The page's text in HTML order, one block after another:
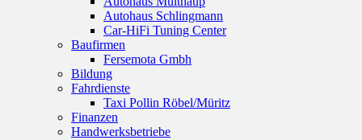
Autohaus Schlingmann
Car-HiFi Tuning Center
Baufirmen
Fersemota Gmbh
Bildung
Fahrdienste
Taxi Pollin Röbel/Müritz
Finanzen
Handwerksbetriebe